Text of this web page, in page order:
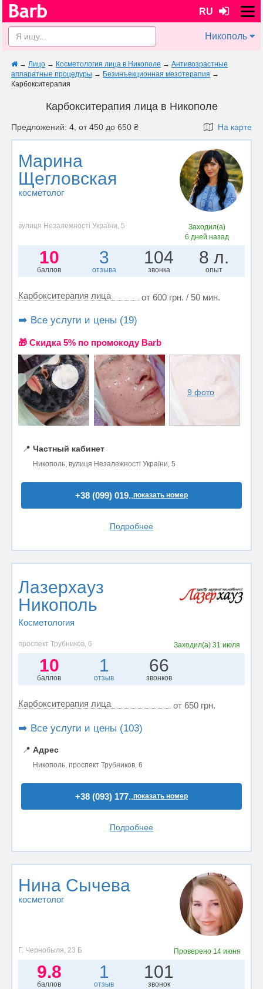
RU
Никополь
→ Лицо → Косметология лица в Никополе → Антивозрастные
аппаратные процедуры → Безинъекционная мезотерапия →
Карбокситерапия
Карбокситерапия лица в Никополе
Предложений: 4, от 450 до 650 ₴ На карте
Марина
Щегловская
косметолог
вулиця Незалежності України, 5
Заходил(а)
6 дней назад
10
баллов
3
отзыва
104
звонка
8 л.
опыт
Карбокситерапия лица от 600 грн. / 50 мин.
➡️ Все услуги и цены (19)
🎁 Cкидка 5% по промокоду Barb
9 фото
📍 Частный кабинет
Никополь, вулиця Незалежності України, 5
+38 (099) 019..показать номер
Подробнее
Лазерхауз
Никополь
Косметология
проспект Трубников, 6 Заходил(а)31 июля
10
баллов
1
отзыв
66
звонков
Карбокситерапия лица от 650 грн.
➡️ Все услуги и цены (103)
📍 Адрес
Никополь, проспект Трубников, 6
+38 (093) 177..показать номер
Подробнее
Нина Сычева
косметолог
Г. Чернобыля, 23 Б Проверено 14 июня
9.8
баллов
1
отзыв
101
звонок